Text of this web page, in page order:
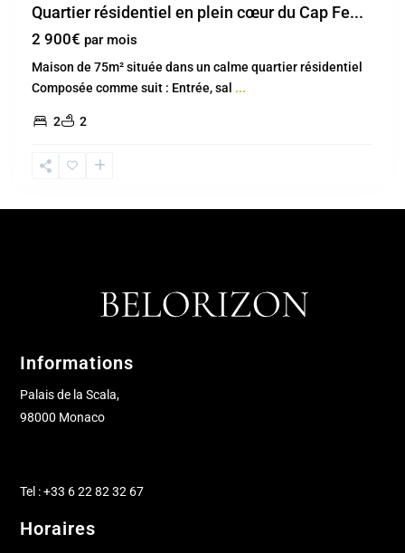
Quartier résidentiel en plein cœur du Cap Fe...
2 900€ par mois
Maison de 75m² située dans un calme quartier résidentiel
Composée comme suit : Entrée, sal ...
2 2
Informations
Palais de la Scala,
98000 Monaco
Tel : +33 6 22 82 32 67
Horaires